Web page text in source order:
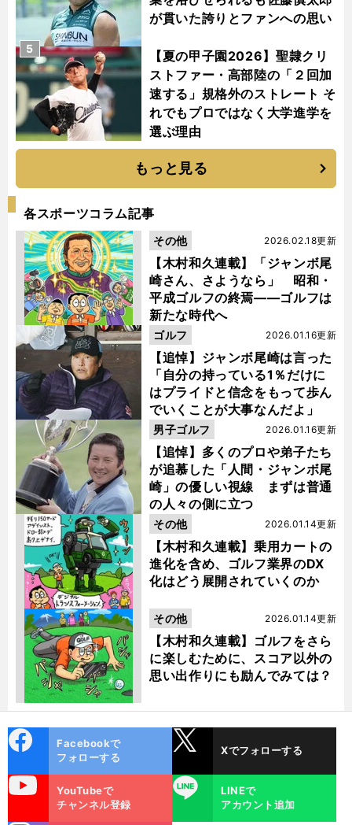
が貫いた誇りとファンへの思い
【夏の甲子園2026】聖隷クリ
ストファー・高部陸の「２回加
速する」規格外のストレート そ
れでもプロではなく大学進学を
選ぶ理由
5
もっと見る
各スポーツコラム記事
【木村和久連載】「ジャンボ尾
崎さん、さようなら」 昭和・
平成ゴルフの終焉――ゴルフは
新たな時代へ
2026.02.18更新
その他
【追悼】ジャンボ尾崎は言った
「自分の持っている1％だけに
はプライドと信念をもって歩ん
でいくことが大事なんだよ」
2026.01.16更新
ゴルフ
【追悼】多くのプロや弟子たち
が追慕した「人間・ジャンボ尾
崎」の優しい視線 まずは普通
の人々の側に立つ
2026.01.16更新
男子ゴルフ
【木村和久連載】乗用カートの
進化を含め、ゴルフ業界のDX
化はどう展開されていくのか
2026.01.14更新
その他
【木村和久連載】ゴルフをさら
に楽しむために、スコア以外の
思い出作りにも励んでみては？
2026.01.14更新
その他
ok
Facebookで
フォローする
Xでフォローする
YouTubeで
チャンネル登録
LINE
LINEで
アカウント追加